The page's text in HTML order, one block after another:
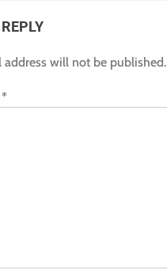
address will not be published.
*